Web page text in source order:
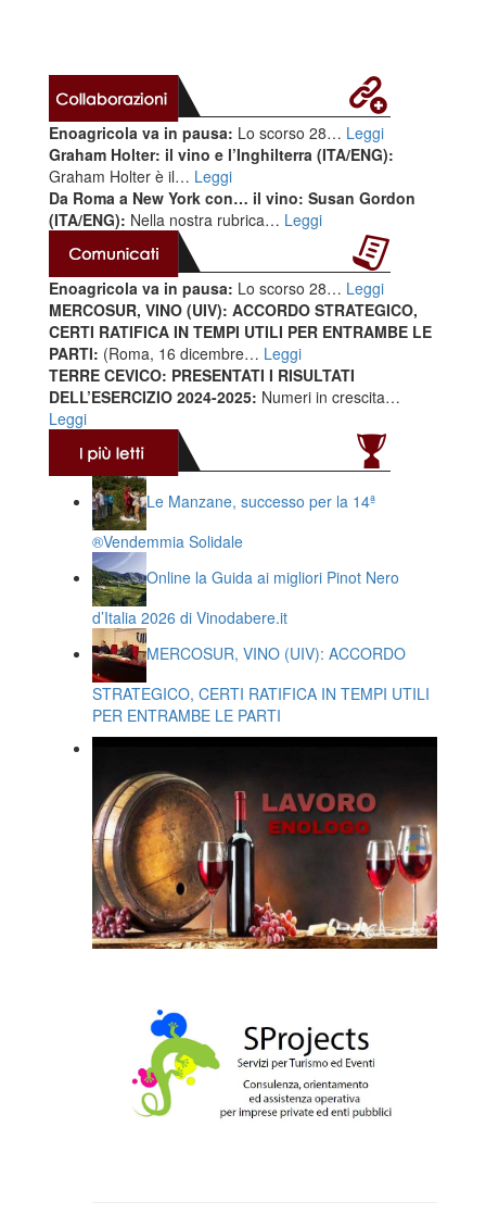
Enoagricola va in pausa: Lo scorso 28… Leggi
Graham Holter: il vino e l’Inghilterra (ITA/ENG):
Graham Holter è il… Leggi
Da Roma a New York con… il vino: Susan Gordon
(ITA/ENG): Nella nostra rubrica… Leggi
Enoagricola va in pausa: Lo scorso 28… Leggi
MERCOSUR, VINO (UIV): ACCORDO STRATEGICO,
CERTI RATIFICA IN TEMPI UTILI PER ENTRAMBE LE
PARTI: (Roma, 16 dicembre… Leggi
TERRE CEVICO: PRESENTATI I RISULTATI
DELL’ESERCIZIO 2024-2025: Numeri in crescita…
Leggi
Le Manzane, successo per la 14ª
®️Vendemmia Solidale
Online la Guida ai migliori Pinot Nero
d’Italia 2026 di Vinodabere.it
MERCOSUR, VINO (UIV): ACCORDO
STRATEGICO, CERTI RATIFICA IN TEMPI UTILI
PER ENTRAMBE LE PARTI